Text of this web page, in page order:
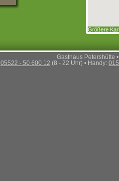
Größere
Gasthaus Petershütte
05522 - 50 600 12 (8 - 22 Uhr) • Handy: